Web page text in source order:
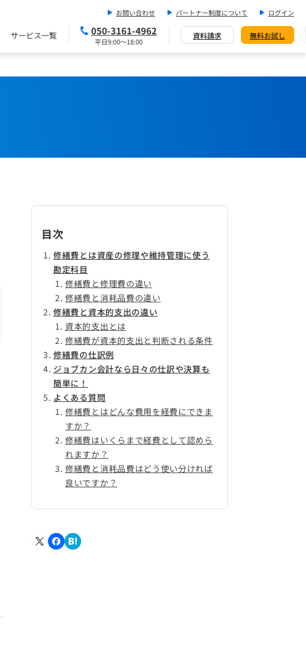
お問い合わせ パートナー制度について ログイン
サービス一覧 050-3161-4962
平日9:00～18:00
資料請求 無料お試し
目次
修繕費とは資産の修理や維持管理に使う
勘定科目
修繕費と修理費の違い
修繕費と消耗品費の違い
修繕費と資本的支出の違い
資本的支出とは
修繕費が資本的支出と判断される条件
修繕費の仕訳例
ジョブカン会計なら日々の仕訳や決算も
簡単に！
よくある質問
修繕費とはどんな費用を経費にできま
すか？
修繕費はいくらまで経費として認めら
れますか？
修繕費と消耗品費はどう使い分ければ
良いですか？